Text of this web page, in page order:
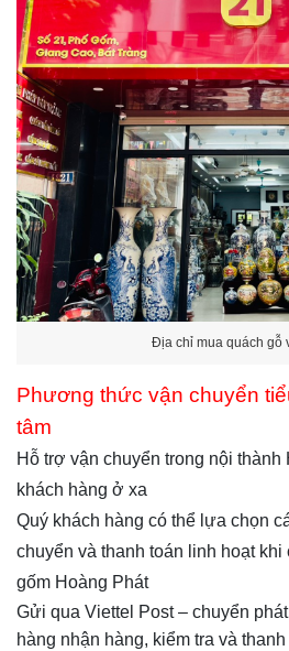
Địa chỉ mua quách gỗ
Phương thức vận chuyển
tâm
Hỗ trợ vận chuyển trong nội
khách hàng ở xa
Quý khách hàng có thể lựa chọn
chuyển và thanh toán linh hoạt
gốm Hoàng Phát
Gửi qua Viettel Post – chuyển
hàng nhận hàng, kiểm tra và